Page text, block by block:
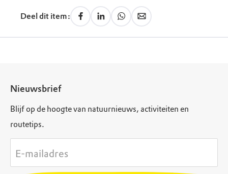
Deel dit item:
Nieuwsbrief
Blijf op de hoogte van natuurnieuws, activiteiten en
routetips.
E-mailadres